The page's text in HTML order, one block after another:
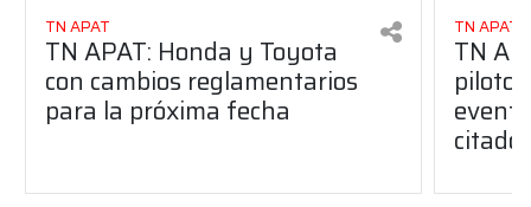
TN APAT
TN APAT: Honda y Toyota
con cambios reglamentarios
para la próxima fecha
TN APAT
TN
piloto
citado